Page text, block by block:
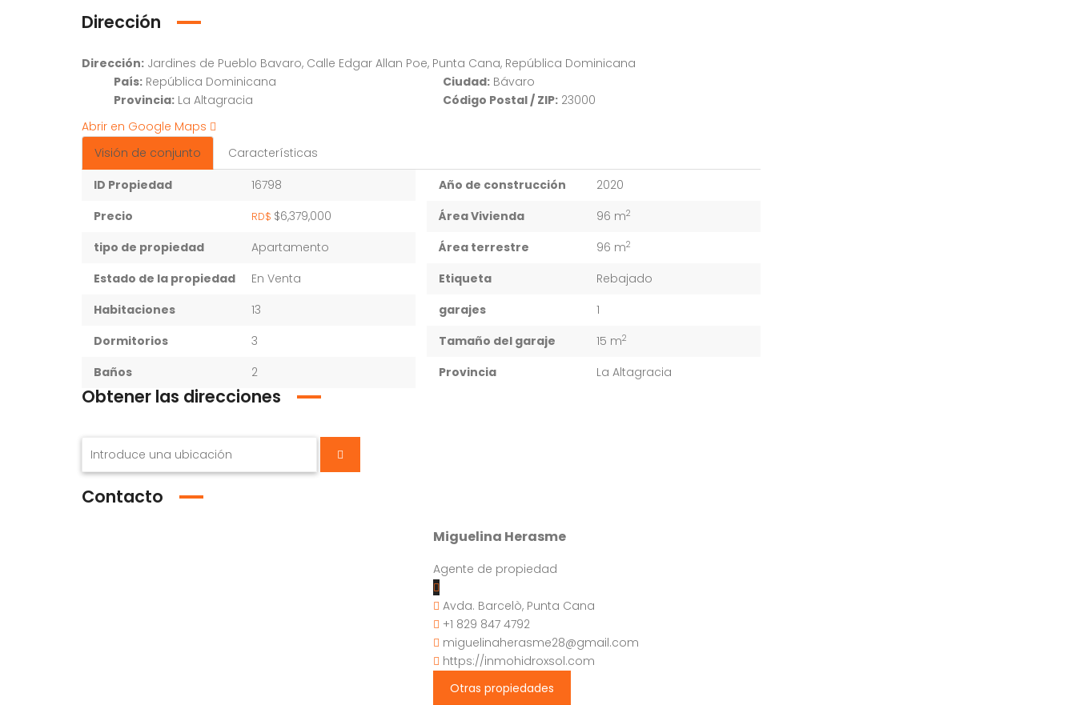
Dirección
Dirección: Jardines de Pueblo Bavaro, Calle Edgar Allan Poe, Punta Cana, República Dominicana
País: República Dominicana
Provincia: La Altagracia
Ciudad: Bávaro
Código Postal / ZIP: 23000
Abrir en Google Maps
Visión de conjunto
Características
ID Propiedad
16798
Precio
RD$ $6,379,000
tipo de propiedad
Apartamento
Estado de la propiedad
En Venta
Habitaciones
13
Dormitorios
3
Baños
2
Año de construcción
2020
Área Vivienda
96 m2
Área terrestre 96 m2
Etiqueta
Rebajado
garajes
1
Tamaño del garaje
15 m2
Provincia La Altagracia
Obtener las direcciones
Contacto
Miguelina Herasme
Agente de propiedad
Avda. Barcelò, Punta Cana
+1 829 847 4792
miguelinaherasme28@gmail.com
https://inmohidroxsol.com
Otras propiedades